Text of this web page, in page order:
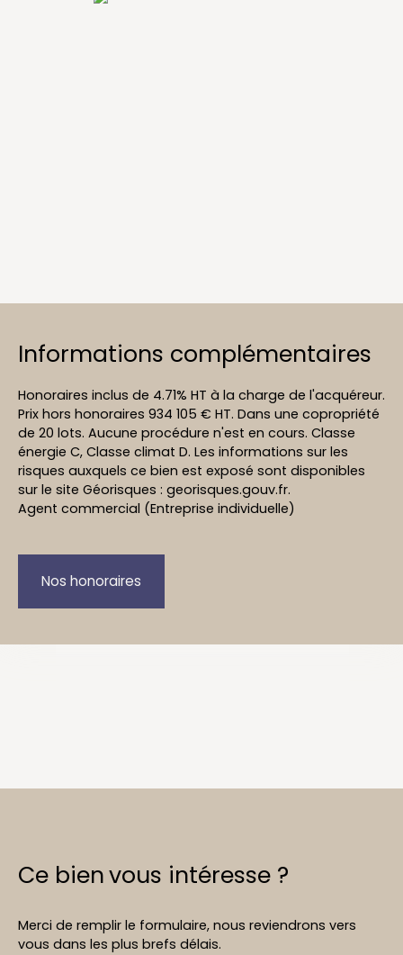
Informations complémentaires
Honoraires inclus de 4.71% HT à la charge de l'acquéreur.
Prix hors honoraires 934 105 € HT. Dans une copropriété
de 20 lots. Aucune procédure n'est en cours. Classe
énergie C, Classe climat D. Les informations sur les
risques auxquels ce bien est exposé sont disponibles
sur le site Géorisques : georisques.gouv.fr.
Agent commercial (Entreprise individuelle)
Nos honoraires
Ce bienvous intéresse ?
Merci de remplir le formulaire, nous reviendrons vers
vous dans les plus brefs délais.